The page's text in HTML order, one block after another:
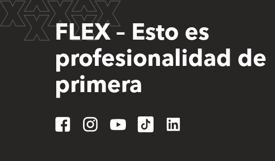
FLEX – Esto es
profesionalidad de
primera